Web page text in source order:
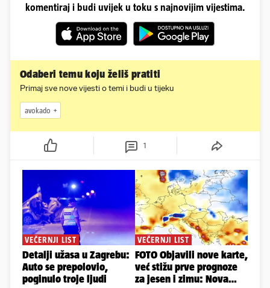
komentiraj i budi uvijek u toku s najnovijim vijestima.
Odaberi temu koju želiš pratiti
Primaj sve nove vijesti o temi i budi u tijeku
avokado
1